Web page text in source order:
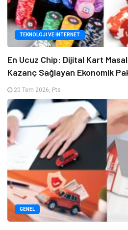
TEKNOLOJI VE İNTERNET
En Ucuz Chip: Dijital Kart
Kazanç Sağlayan Ekonomik
20 Tem 2026, Pts
GENEL